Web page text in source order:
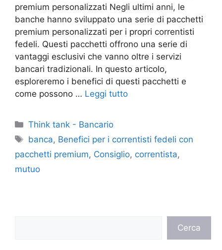
premium personalizzati Negli ultimi anni, le
banche hanno sviluppato una serie di pacchetti
premium personalizzati per i propri correntisti
fedeli. Questi pacchetti offrono una serie di
vantaggi esclusivi che vanno oltre i servizi
bancari tradizionali. In questo articolo,
esploreremo i benefici di questi pacchetti e
come possono … Leggi tutto
Categorie
Think tank - Bancario
Tag
banca, Benefici per i correntisti fedeli con
pacchetti premium, Consiglio, correntista,
mutuo
Cerca